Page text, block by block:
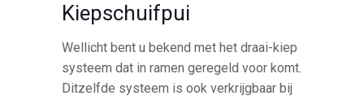
Kiepschuifpui
Wellicht bent u bekend met het draai-kiep
systeem dat in ramen geregeld voor komt.
Ditzelfde systeem is ook verkrijgbaar bij